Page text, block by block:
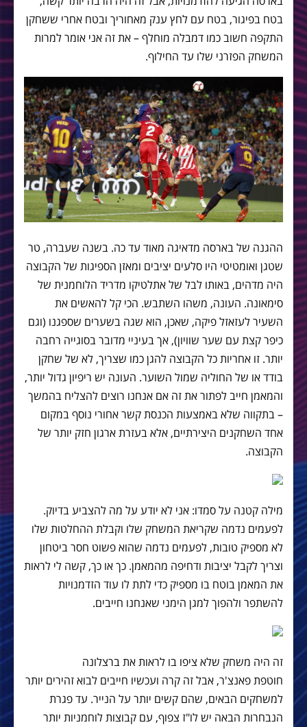
בטח בפיגור, בטח עם לחץ ענק מאחוריך ובטח אחרי ששחקן
התקפה חשוב כמו דמבלה מוחלף – את זה אני אומר למרות
המשחק הפזרני שלו עד החילוף.
ההגנה של בארסה מדאיגה מאוד עד כה. בשנה שעברה, טר
שטגן ואומטיטי היו סלעים יציבים ומאזן הספיגות של הקבוצה
היה מדהים, באותו לבל של אתלטיקו מדריד הלוחמנית של
סימאונה. העונה, משהו השתבש. הכי קל להאשים את
השעיר לעזאזל פיקה, שאכן, הוא שגה בשערים שספגנו (וגם
כיפר קצת עם שער שוויון), אך בעיניי מדובר בסוגייה רחבה
יותר. זו אחריות כל הקבוצה להגן כמו שצריך, לא של שחקן
בודד או של החוליה שמול השוער. העונה יש ריפיון גדול יותר,
והמאמן חייב לפתור את זה אם אנחנו רוצים להצליח בהמשך
– בתקווה שלא באמצעות הכנסת קשר אחורי נוסף במקום
אחד השחקנים היצירתיים, אלא בעזרת ארגון חזק יותר של
הקבוצה.
מילה קטנה על סמדו: אני לא יודע על מה להצביע בדיוק.
לפעמים נדמה שקריאת המשחק שלו וקבלת ההחלטות שלו
לא מספיק טובות, לפעמים נדמה שהוא פשוט חסר ביטחון
וצריך לקבל יציבות ודחיפה מהמאמן. כך או כך, קשה לי לראות
את המאמן בוטח בו מספיק כדי לתת לו עוד הזדמנויות
להשתפר ולהפוך למגן הימני שאנחנו חייבים.
זה היה משחק שלא ציפו בו לראות את ברצלונה
חוטפת פאנצ'ר, אבל זה קרה ועכשיו חייבים לבוא זהירים יותר
למשחקים הבאים, שהם קשים יותר על הנייר. עד פגרת
הנבחרות הבאה יש לו"ז צפוף, עם קבוצות לוחמניות יותר